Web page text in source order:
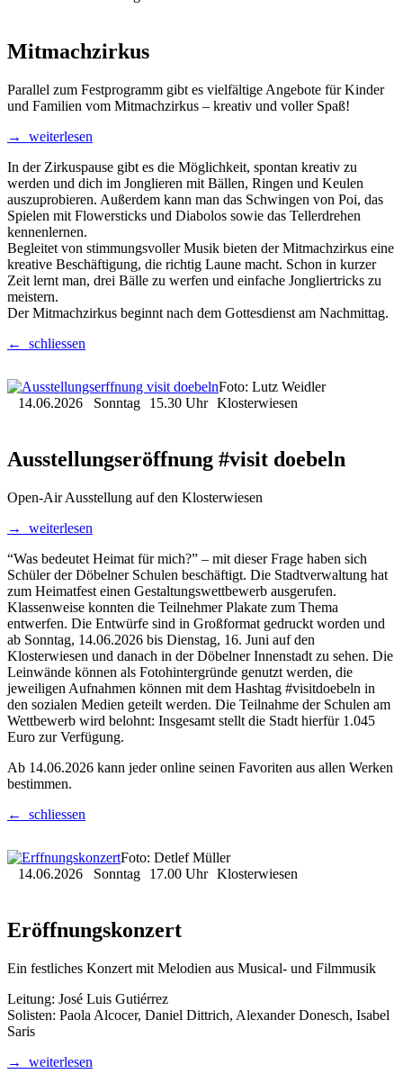
Mitmachzirkus
Parallel zum Festprogramm gibt es vielfältige Angebote für Kinder
und Familien vom Mitmachzirkus – kreativ und voller Spaß!
→ weiterlesen
In der Zirkuspause gibt es die Möglichkeit, spontan kreativ zu
werden und dich im Jonglieren mit Bällen, Ringen und Keulen
auszuprobieren. Außerdem kann man das Schwingen von Poi, das
Spielen mit Flowersticks und Diabolos sowie das Tellerdrehen
kennenlernen.
Begleitet von stimmungsvoller Musik bieten der Mitmachzirkus eine
kreative Beschäftigung, die richtig Laune macht. Schon in kurzer
Zeit lernt man, drei Bälle zu werfen und einfache Jongliertricks zu
meistern.
Der Mitmachzirkus beginnt nach dem Gottesdienst am Nachmittag.
← schliessen
Foto: Lutz Weidler
14.06.2026
Sonntag 15.30 Uhr Klosterwiesen
Ausstellungseröffnung #visit doebeln
Open-Air Ausstellung auf den Klosterwiesen
→ weiterlesen
“Was bedeutet Heimat für mich?” – mit dieser Frage haben sich
Schüler der Döbelner Schulen beschäftigt. Die Stadtverwaltung hat
zum Heimatfest einen Gestaltungswettbewerb ausgerufen.
Klassenweise konnten die Teilnehmer Plakate zum Thema
entwerfen. Die Entwürfe sind in Großformat gedruckt worden und
ab Sonntag, 14.06.2026 bis Dienstag, 16. Juni auf den
Klosterwiesen und danach in der Döbelner Innenstadt zu sehen. Die
Leinwände können als Fotohintergründe genutzt werden, die
jeweiligen Aufnahmen können mit dem Hashtag #visitdoebeln in
den sozialen Medien geteilt werden. Die Teilnahme der Schulen am
Wettbewerb wird belohnt: Insgesamt stellt die Stadt hierfür 1.045
Euro zur Verfügung.
Ab 14.06.2026 kann jeder online seinen Favoriten aus allen Werken
bestimmen.
← schliessen
Foto: Detlef Müller
14.06.2026
Sonntag 17.00 Uhr Klosterwiesen
Eröffnungskonzert
Ein festliches Konzert mit Melodien aus Musical- und Filmmusik
Leitung: José Luis Gutiérrez
Solisten: Paola Alcocer, Daniel Dittrich, Alexander Donesch, Isabel
Saris
→ weiterlesen